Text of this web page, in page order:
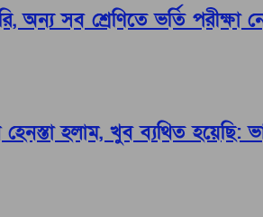
অন্য সব শ্রেণিতে ভর্তি পরীক্ষা
হলাম, খুব ব্যথিত হয়েছি: